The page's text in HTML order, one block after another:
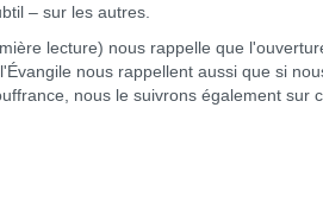
– sur les autres.
lecture) nous rappelle que
nous rappellent aussi que si
nous le suivrons également sur